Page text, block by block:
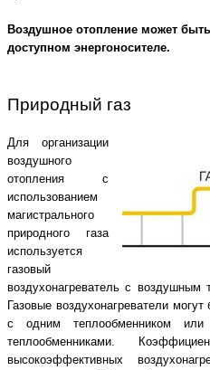
Воздушное отопление может
доступном энергоносителе.
Природный газ
Для организации
воздушного
отопления с
использованием
магистрального
природного газа
используется
газовый
воздухонагреватель с воздушным
Газовые воздухонагреватели
с одним теплообменником
теплообменниками.
высокоэффективных